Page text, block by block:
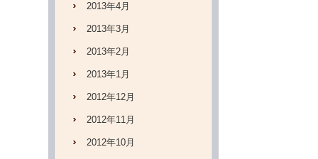
2013年4月
2013年3月
2013年2月
2013年1月
2012年12月
2012年11月
2012年10月